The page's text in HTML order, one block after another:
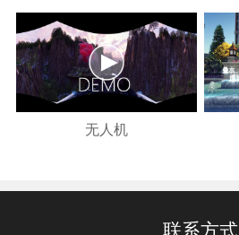
无人机
联系方式